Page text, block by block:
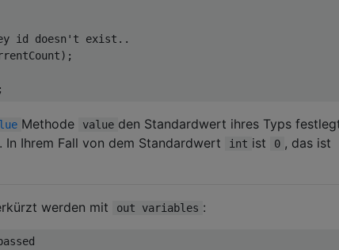
id doesn't exist..
Methode value den Standardwert ihres Typs
Ihrem Fall von dem Standardwert
int ist 0 , das ist
werden mit out variables :